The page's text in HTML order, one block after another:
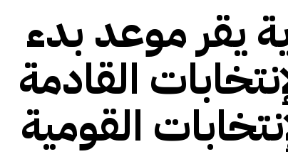
القرن
الأفريقي
يقر موعد بدء
القادمة
القومية